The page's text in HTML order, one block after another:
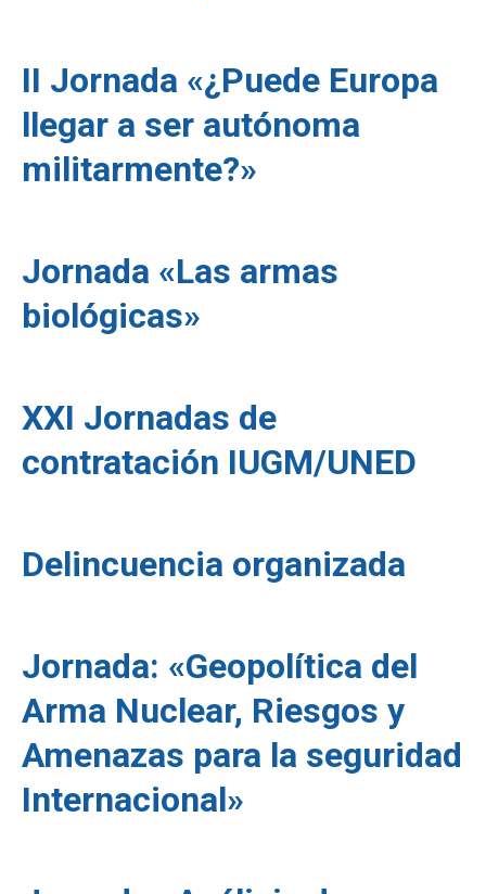
II Jornada «¿Puede Europa
llegar a ser autónoma
militarmente?»
Jornada «Las armas
biológicas»
XXI Jornadas de
contratación IUGM/UNED
Delincuencia organizada
Jornada: «Geopolítica del
Arma Nuclear, Riesgos y
Amenazas para la seguridad
Internacional»